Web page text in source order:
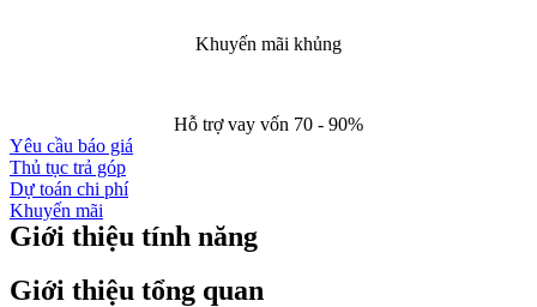
Khuyến mãi khủng
Hỗ trợ vay vốn 70 - 90%
Yêu cầu báo giá
Thủ tục trả góp
Dự toán chi phí
Khuyến mãi
Giới thiệu tính năng
Giới thiệu tổng quan